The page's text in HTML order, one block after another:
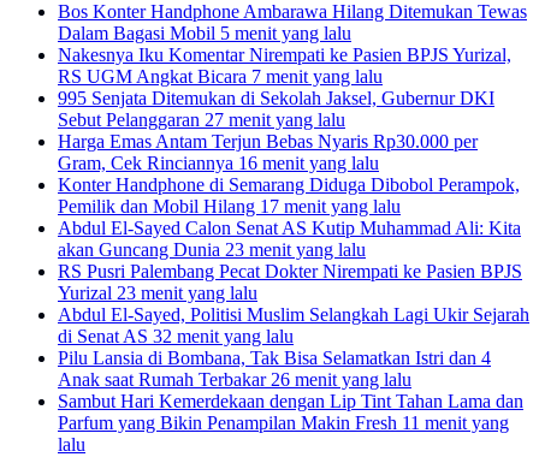
Bos Konter Handphone Ambarawa Hilang Ditemukan Tewas
Dalam Bagasi Mobil 5 menit yang lalu
Nakesnya Iku Komentar Nirempati ke Pasien BPJS Yurizal,
RS UGM Angkat Bicara 7 menit yang lalu
995 Senjata Ditemukan di Sekolah Jaksel, Gubernur DKI
Sebut Pelanggaran 27 menit yang lalu
Harga Emas Antam Terjun Bebas Nyaris Rp30.000 per
Gram, Cek Rinciannya 16 menit yang lalu
Konter Handphone di Semarang Diduga Dibobol Perampok,
Pemilik dan Mobil Hilang 17 menit yang lalu
Abdul El-Sayed Calon Senat AS Kutip Muhammad Ali: Kita
akan Guncang Dunia 23 menit yang lalu
RS Pusri Palembang Pecat Dokter Nirempati ke Pasien BPJS
Yurizal 23 menit yang lalu
Abdul El-Sayed, Politisi Muslim Selangkah Lagi Ukir Sejarah
di Senat AS 32 menit yang lalu
Pilu Lansia di Bombana, Tak Bisa Selamatkan Istri dan 4
Anak saat Rumah Terbakar 26 menit yang lalu
Sambut Hari Kemerdekaan dengan Lip Tint Tahan Lama dan
Parfum yang Bikin Penampilan Makin Fresh 11 menit yang
lalu